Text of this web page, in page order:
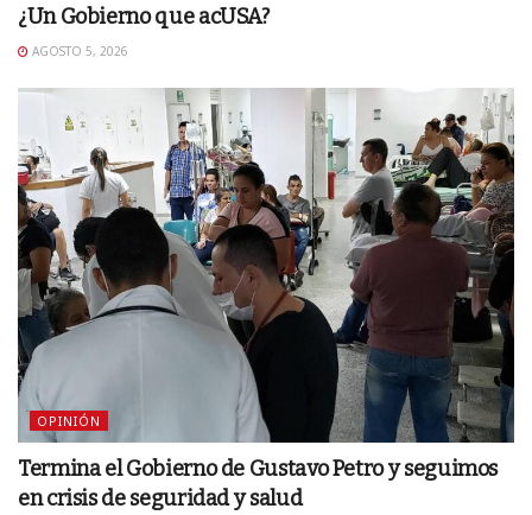
¿Un Gobierno que acUSA?
AGOSTO 5, 2026
OPINIÓN
Termina el Gobierno de Gustavo Petro y seguimos
en crisis de seguridad y salud